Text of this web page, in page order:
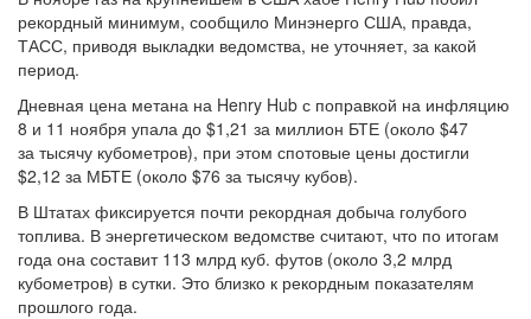
рекордный минимум, сообщило Минэнерго США, правда,
ТАСС, приводя выкладки ведомства, не уточняет, за какой
период.
Дневная цена метана на Henry Hub с поправкой на инфляцию
8 и 11 ноября упала до $1,21 за миллион БТЕ (около $47
за тысячу кубометров), при этом спотовые цены достигли
$2,12 за МБТЕ (около $76 за тысячу кубов).
В Штатах фиксируется почти рекордная добыча голубого
топлива. В энергетическом ведомстве считают, что по итогам
года она составит 113 млрд куб. футов (около 3,2 млрд
кубометров) в сутки. Это близко к рекордным показателям
прошлого года.